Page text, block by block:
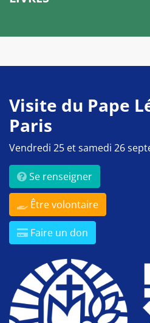
Visite du Pape
Paris
Vendredi 25 et samedi 26
Se renseigner
Être volontaire
Faire un don